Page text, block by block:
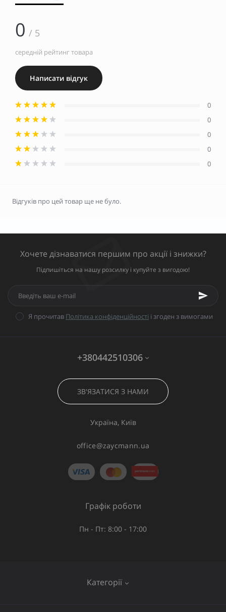
0 / 5
середній рейтинг товара
Написати відгук
0
0
0
0
0
Відгуків про цей товар ще не було.
Хочете дізнаватися першим про акції і знижки?
Підпишіться на нашу розсилку і купуйте з вигодою!
Я прочитав Політика конфіденційності і згоден з вимогами
+380442510306
ЗВ'ЯЗАТИСЯ З НАМИ
Україна, Київ
office@zaycmann.ua
Категорії
Графік роботи
Пн - Пт: 8:00 - 17:00